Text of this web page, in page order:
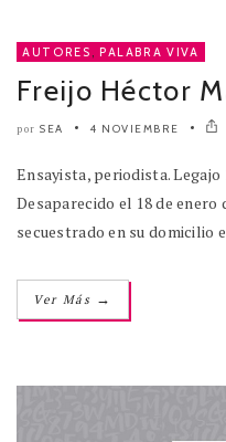
AUTORES , PALABRA VIVA
Freijo Héctor
por SEA 4 NOVIEMBRE
Ensayista, periodista. Legajo
Desaparecido el 18 de enero
secuestrado en su domicilio
Ver Más →